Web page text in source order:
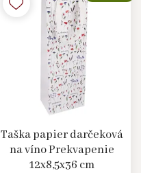
Taška papier darčeková
na víno Prekvapenie
12x8,5x36 cm